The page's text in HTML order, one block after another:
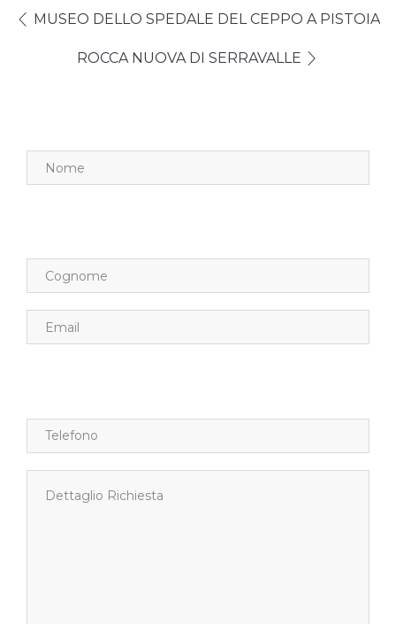
MUSEO DELLO SPEDALE DEL CEPPO A PISTOIA
ROCCA NUOVA DI SERRAVALLE